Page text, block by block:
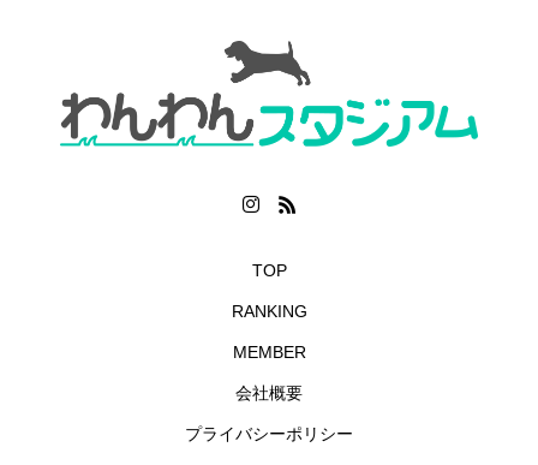
TOP
RANKING
MEMBER
会社概要
プライバシーポリシー